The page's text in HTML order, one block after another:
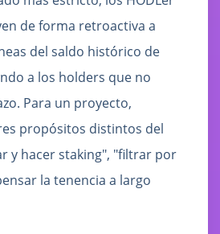
de forma retroactiva a
del saldo histórico de
a los holders que no
Para un proyecto,
propósitos distintos del
y hacer staking", "filtrar por
la tenencia a largo